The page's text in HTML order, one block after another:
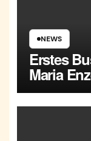
NEWS
Erstes
Maria